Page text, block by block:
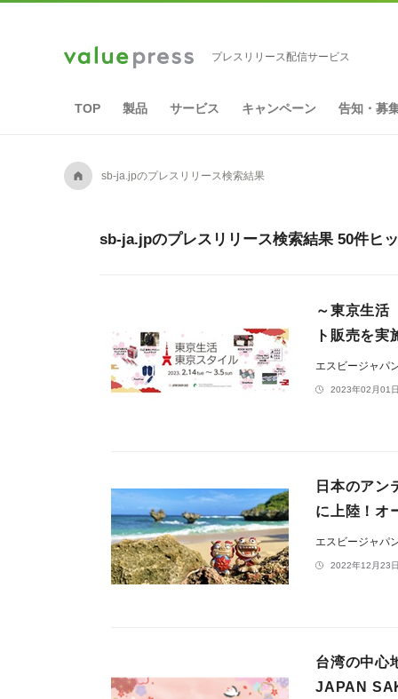
プレスリリース配信サービス
TOP 製品 サービス キャンペーン 告知・募
A sb-ja.jpのプレスリリース検索結果
sb-ja.jpのプレスリリース検索結果 50件ヒ
～東京生
ト販売を
エスビージャパ
2023年02月01
日本のア
に上陸！オ
エスビージャパ
2022年12月23
台湾の中心
JAPAN